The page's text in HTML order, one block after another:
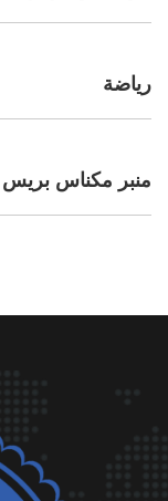
رياضة
منبر مكناس بريس